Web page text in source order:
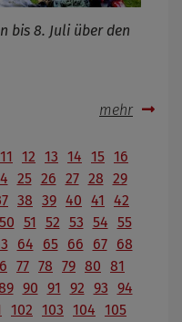
bis 8. Juli über den
mehr
11 12 13 14 15 16
25 26 27 28 29
38 39 40 41
42
50 51 52 53 54 55
64 65 66 67
68
77 78 79 80 81
90 91 92 93 94
102 103 104 105